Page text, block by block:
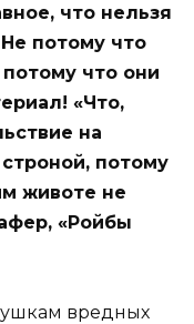
что нельзя
потому что
что они
«Что,
на
потому
животе не
«Ройбы
вредных